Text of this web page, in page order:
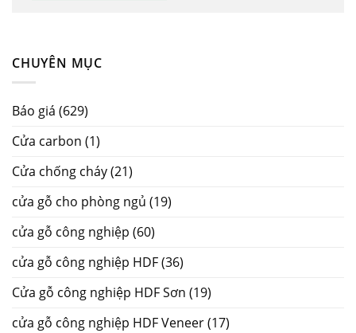
CHUYÊN MỤC
Báo giá (629)
Cửa carbon (1)
Cửa chống cháy(21)
cửa gỗ cho phòng ngủ (19)
cửa gỗ công nghiệp (60)
cửa gỗ công nghiệp HDF(36)
Cửa gỗ công nghiệp HDF Sơn (19)
cửa gỗ công nghiệp HDF Veneer(17)